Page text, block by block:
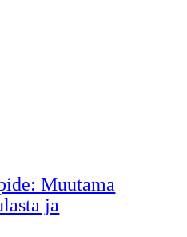
Muutama
ja